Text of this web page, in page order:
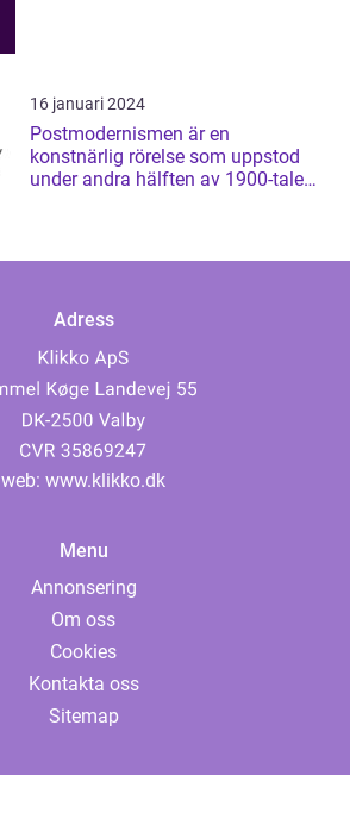
16 januari 2024
Postmodernismen är en
konstnärlig rörelse som uppstod
under andra hälften av 1900-talet
Adress
web: www.klikko.dk
Menu
Annonsering
Om oss
Cookies
Kontakta oss
Sitemap